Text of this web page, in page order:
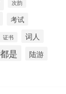
次韵
考试
证书 词人
都是 陆游